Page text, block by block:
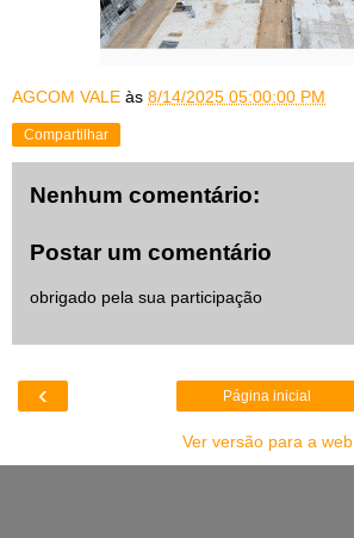
AGCOM VALE às 8/14/2025 05:00:00 PM
Compartilhar
Nenhum comentário:
Postar um comentário
obrigado pela sua participação
‹ Página inicial
Ver versão para a web